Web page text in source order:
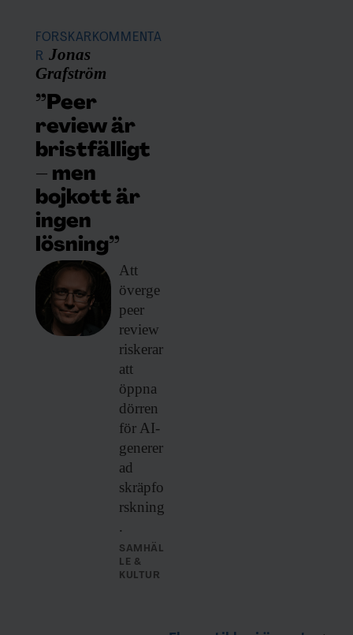
FORSKARKOMMENTA
R Jonas
Grafström
”Peer
review är
bristfälligt
– men
bojkott är
ingen
lösning”
Att
överge
peer
review
riskerar
att
öppna
dörren
för AI-
generer
ad
skräpfo
rskning
.
SAMHÄL
LE &
KULTUR